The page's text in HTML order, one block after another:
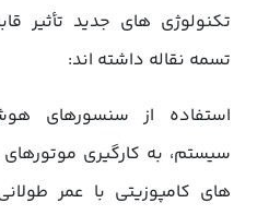
تکنولوژی های جدید تأثیر
تسمه نقاله داشته اند:
استفاده از سنسورهای
سیستم، به کارگیری موتورهای
های کامپوزیتی با عمر